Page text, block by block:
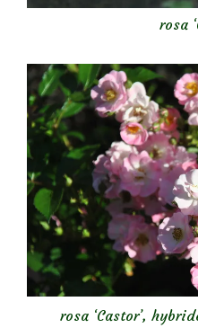
rosa
rosa ‘Castor’,